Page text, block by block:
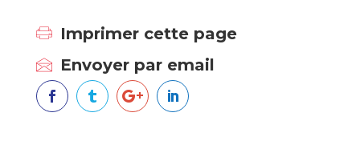
Imprimer cette page
Envoyer par email
   